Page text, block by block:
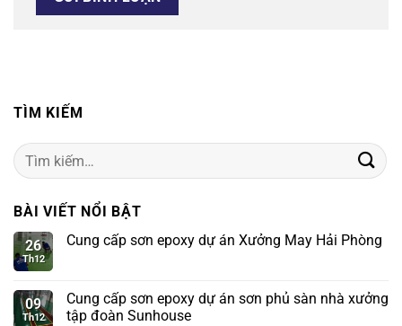
TÌM KIẾM
Tìm
kiếm:
BÀI VIẾT NỔI BẬT
26
Th12
Cung cấp sơn epoxy dự án Xưởng May Hải Phòng
09
Th12
Cung cấp sơn epoxy dự án sơn phủ sàn nhà xưởng
tập đoàn Sunhouse